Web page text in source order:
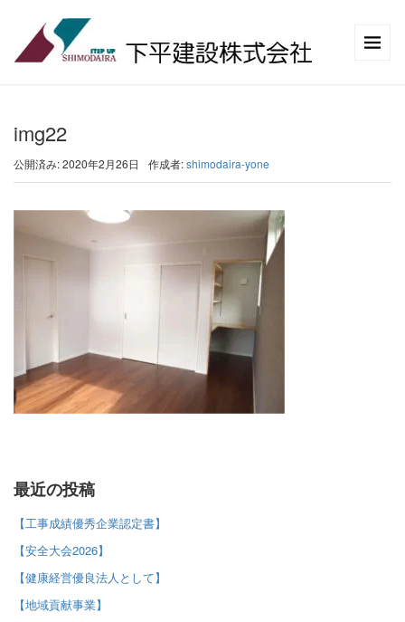
img22
公開済み: 2020年2月26日 作成者:shimodaira-yone
最近の投稿
【工事成績優秀企業認定書】
【安全大会2026】
【健康経営優良法人として】
【地域貢献事業】